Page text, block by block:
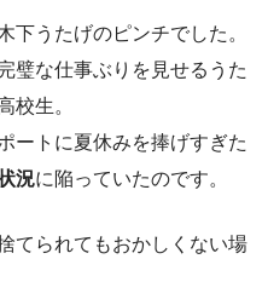
下うたげのピンチでした。
璧な仕事ぶりを見せるうた
校生。
ートに夏休みを捧げすぎた
況に陥っていたのです。
てられてもおかしくない場